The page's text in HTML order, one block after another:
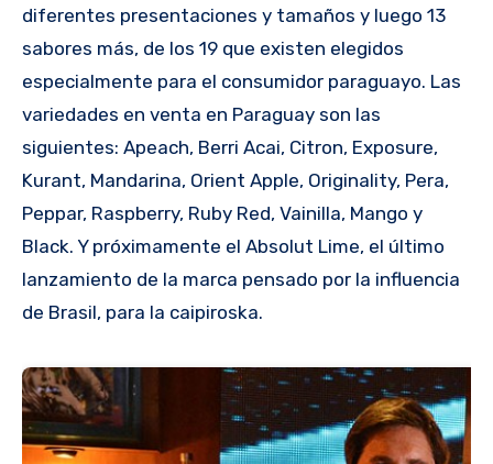
diferentes presentaciones y tamaños y luego 13
sabores más, de los 19 que existen elegidos
especialmente para el consumidor paraguayo. Las
variedades en venta en Paraguay son las
siguientes: Apeach, Berri Acai, Citron, Exposure,
Kurant, Mandarina, Orient Apple, Originality, Pera,
Peppar, Raspberry, Ruby Red, Vainilla, Mango y
Black. Y próximamente el Absolut Lime, el último
lanzamiento de la marca pensado por la influencia
de Brasil, para la caipiroska.